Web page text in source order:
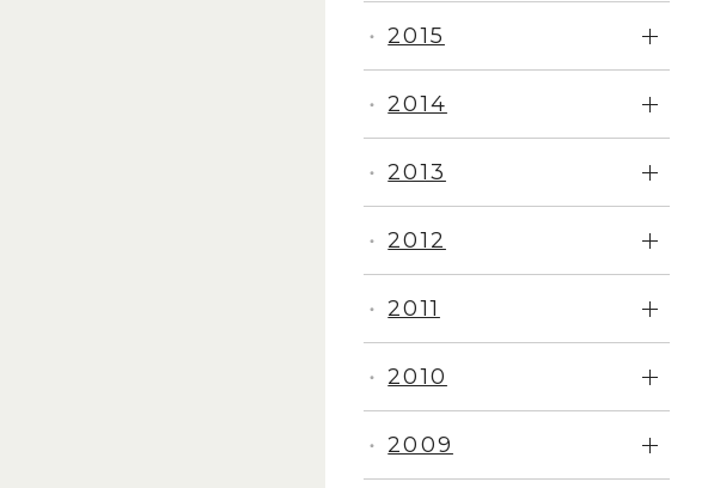
・ 2009
・ 2010
・ 2011
・ 2012
・ 2013
・ 2014
・ 2015